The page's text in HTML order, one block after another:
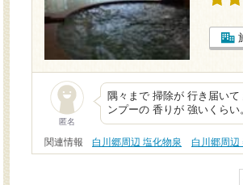
匿名
隅々まで 掃除が 行き届い
ンプーの 香りが 強いくら
関連情報 白川郷周辺 塩化物泉 白川郷周辺